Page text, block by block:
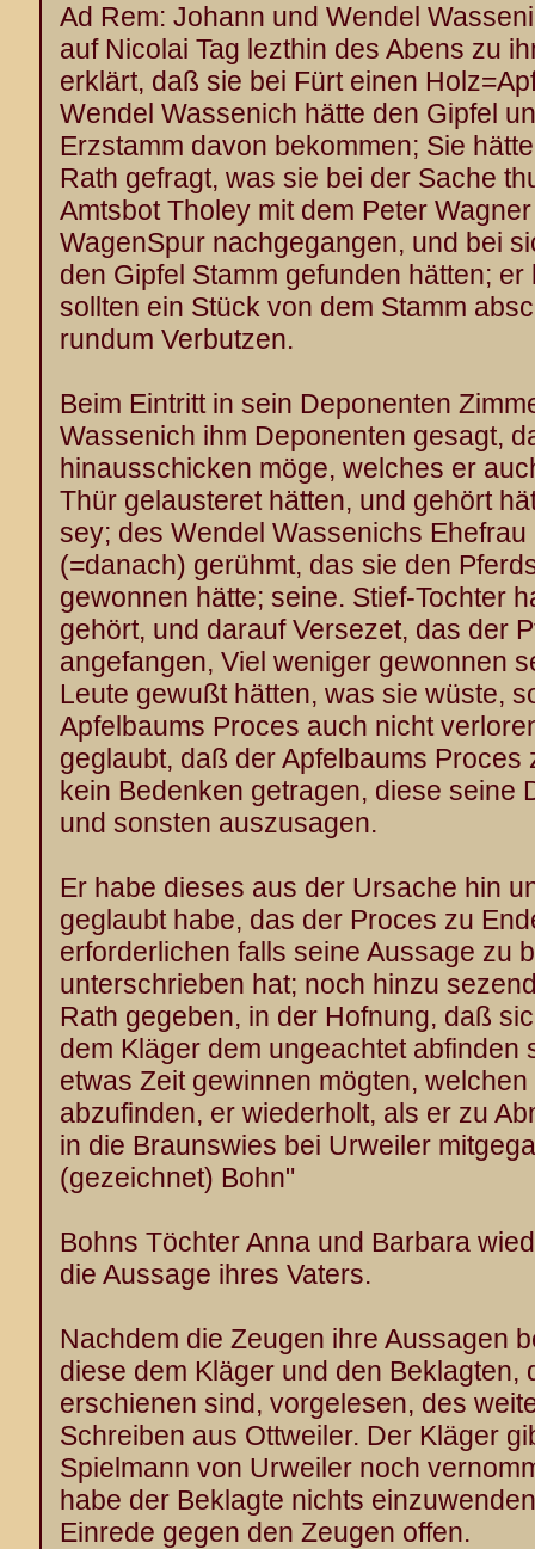
Ad Rem: Johann und Wendel
auf Nicolai Tag lezthin des Abens zu
erklärt, daß sie bei Fürt einen
Wendel Wassenich hätte den Gipfel
Erzstamm davon bekommen; Sie
Rath gefragt, was sie bei der Sache
Amtsbot Tholey mit dem Peter
WagenSpur nachgegangen, und bei
den Gipfel Stamm gefunden hätten;
sollten ein Stück von dem Stamm
rundum Verbutzen.
Beim Eintritt in sein Deponenten
Wassenich ihm Deponenten gesagt,
hinausschicken möge, welches er
Thür gelausteret hätten, und gehört
sey; des Wendel Wassenichs
(=danach) gerühmt, das sie den
gewonnen hätte; seine. Stief-Tochter
gehört, und darauf Versezet, das der
angefangen, Viel weniger gewonnen
Leute gewußt hätten, was sie wüste,
Apfelbaums Proces auch nicht
geglaubt, daß der Apfelbaums
kein Bedenken getragen, diese seine
und sonsten auszusagen.
Er habe dieses aus der Ursache hin
geglaubt habe, das der Proces zu
erforderlichen falls seine Aussage zu
unterschrieben hat; noch hinzu
Rath gegeben, in der Hofnung, daß
dem Kläger dem ungeachtet abfinden
etwas Zeit gewinnen mögten,
abzufinden, er wiederholt, als er zu
in die Braunswies bei Urweiler
(gezeichnet) Bohn"
Bohns Töchter Anna und Barbara
die Aussage ihres Vaters.
Nachdem die Zeugen ihre Aussagen
diese dem Kläger und den Beklagten,
erschienen sind, vorgelesen, des
Schreiben aus Ottweiler. Der Kläger
Spielmann von Urweiler noch
habe der Beklagte nichts
Einrede gegen den Zeugen offen.